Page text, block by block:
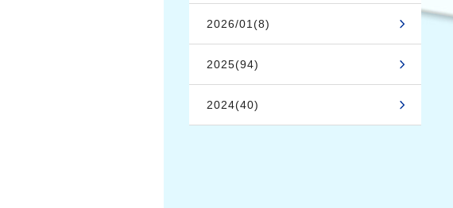
2026/01(8)
2025(94)
2024(40)